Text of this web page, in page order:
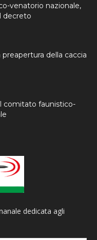
venatorio nazionale,
decreto
della caccia
comitato faunistico-
dedicata agli